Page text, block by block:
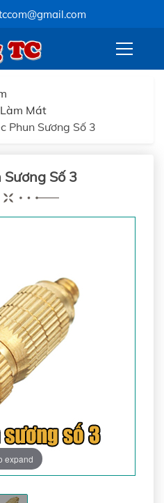
Mát
Phun Sương Số 3
Sương Số 3
expand